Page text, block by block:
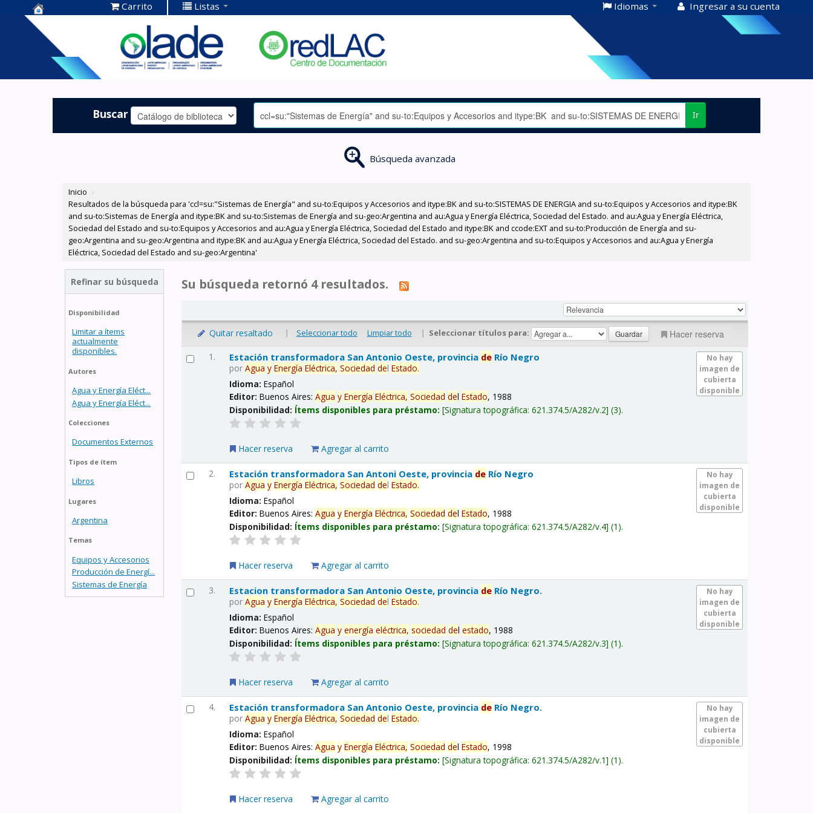
Centro de
Documentación
OLADE -
Carrito Listas Idiomas Ingresar a su cuenta
Buscar Ir
Búsqueda avanzada
Inicio ›
Resultados de la búsqueda para 'ccl=su:"Sistemas de Energía" and su-to:Equipos y Accesorios and itype:BK and su-to:SISTEMAS DE ENERGIA and su-to:Equipos y Accesorios and itype:BK
and su-to:Sistemas de Energía and itype:BK and su-to:Sistemas de Energía and su-geo:Argentina and au:Agua y Energía Eléctrica, Sociedad del Estado. and au:Agua y Energía Eléctrica,
Sociedad del Estado and su-to:Equipos y Accesorios and au:Agua y Energía Eléctrica, Sociedad del Estado and itype:BK and ccode:EXT and su-to:Producción de Energía and su-
geo:Argentina and su-geo:Argentina and itype:BK and au:Agua y Energía Eléctrica, Sociedad del Estado. and su-geo:Argentina and su-to:Equipos y Accesorios and au:Agua y Energía
Eléctrica, Sociedad del Estado and su-geo:Argentina'
Refinar su búsqueda
Disponibilidad
Limitar a ítems
actualmente
disponibles.
Autores
Agua y Energía Eléct...
Agua y Energía Eléct...
Colecciones
Documentos Externos
Tipos de ítem
Libros
Lugares
Argentina
Temas
Equipos y Accesorios
Producción de Energí...
Sistemas de Energía
Su búsqueda retornó 4 resultados.
Quitar resaltado | Seleccionar todo Limpiar todo | Seleccionar títulos para: Hacer reserva
1.
No hay
imagen de
cubierta
disponible
Estación transformadora San Antonio Oeste, provincia de Río Negro
porAgua y Energía Eléctrica, Sociedad delEstado.
Idioma:Español
Editor:Buenos Aires:Agua y Energía Eléctrica, Sociedad delEstado, 1988
Disponibilidad: Ítems disponibles para préstamo: Signatura topográfica:621.374.5/A282/v.2 (3).
Hacer reserva Agregar al carrito
2.
No hay
imagen de
cubierta
disponible
Estación transformadora San Antoni Oeste, provincia de Río Negro
porAgua y Energía Eléctrica, Sociedad delEstado.
Idioma:Español
Editor:Buenos Aires:Agua y Energía Eléctrica, Sociedad delEstado, 1988
Disponibilidad: Ítems disponibles para préstamo: Signatura topográfica:621.374.5/A282/v.4 (1).
Hacer reserva Agregar al carrito
3.
No hay
imagen de
cubierta
disponible
Estacion transformadora San Antonio Oeste, provincia de Río Negro.
porAgua y Energía Eléctrica, Sociedad delEstado.
Idioma:Español
Editor:Buenos Aires:Agua y energía eléctrica, sociedad delestado, 1988
Disponibilidad: Ítems disponibles para préstamo: Signatura topográfica:621.374.5/A282/v.3 (1).
Hacer reserva Agregar al carrito
4.
No hay
imagen de
cubierta
disponible
Estación transformadora San Antonio Oeste, provincia de Río Negro.
porAgua y Energía Eléctrica, Sociedad delEstado.
Idioma:Español
Editor:Buenos Aires:Agua y Energía Eléctrica, Sociedad delEstado, 1998
Disponibilidad: Ítems disponibles para préstamo: Signatura topográfica:621.374.5/A282/v.1 (1).
Hacer reserva Agregar al carrito